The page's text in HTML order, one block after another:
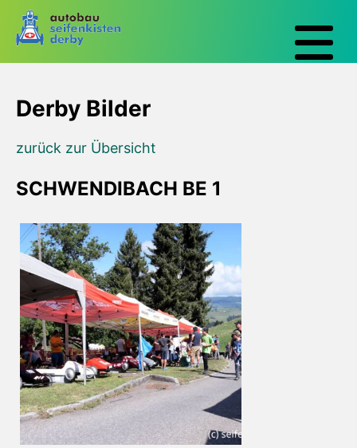
Derby Bilder
zurück zur Übersicht
SCHWENDIBACH BE 1